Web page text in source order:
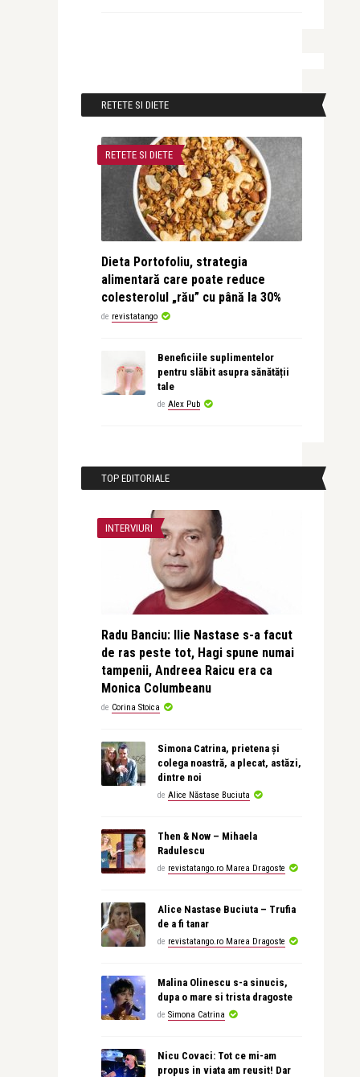
RETETE SI DIETE
RETETE SI DIETE
Dieta Portofoliu, strategia
alimentară care poate reduce
colesterolul „rău” cu până la 30%
de revistatango
Beneficiile suplimentelor
pentru slăbit asupra sănătății
tale
de Alex Pub
TOP EDITORIALE
INTERVIURI
Radu Banciu: Ilie Nastase s-a facut
de ras peste tot, Hagi spune numai
tampenii, Andreea Raicu era ca
Monica Columbeanu
de Corina Stoica
Simona Catrina, prietena și
colega noastră, a plecat, astăzi,
dintre noi
de Alice Năstase Buciuta
Then & Now – Mihaela
Radulescu
de revistatango.ro Marea Dragoste
Alice Nastase Buciuta – Trufia
de a fi tanar
de revistatango.ro Marea Dragoste
Malina Olinescu s-a sinucis,
dupa o mare si trista dragoste
de Simona Catrina
Nicu Covaci: Tot ce mi-am
propus in viata am reusit! Dar